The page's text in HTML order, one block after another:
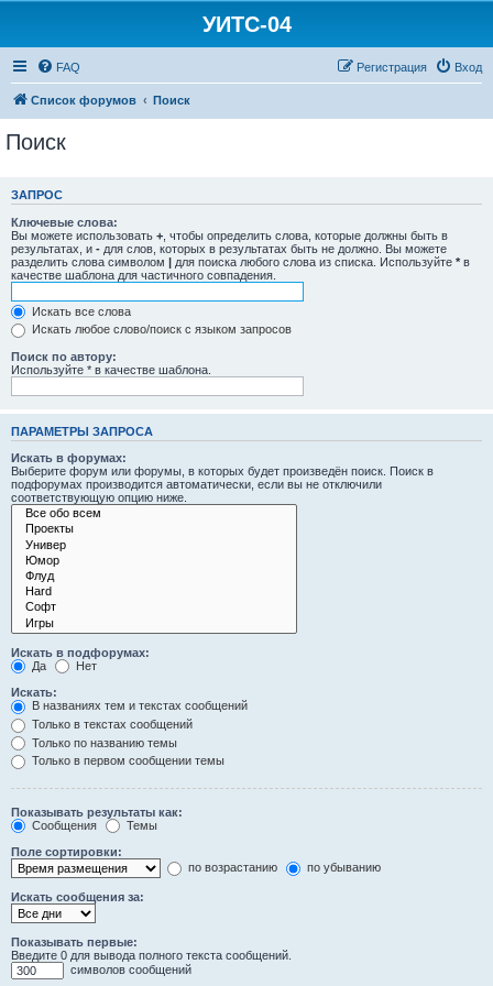
УИТС-04
FAQ Вход
Регистрация
Список форумов Поиск
Поиск
ЗАПРОС
Ключевые слова:
Вы можете использовать + , чтобы определить слова, которые должны быть в
результатах, и - для слов, которых в результатах быть не должно. Вы можете
разделить слова символом | для поиска любого слова из списка. Используйте * в
качестве шаблона для частичного совпадения.
Искать все слова
Искать любое слово/поиск с языком запросов
Поиск по автору:
Используйте * в качестве шаблона.
ПАРАМЕТРЫ ЗАПРОСА
Искать в форумах:
Выберите форум или форумы, в которых будет произведён поиск. Поиск в
подфорумах производится автоматически, если вы не отключили
соответствующую опцию ниже.
Искать в подфорумах:
Да
Нет
Искать:
В названиях тем и текстах сообщений
Только в текстах сообщений
Только по названию темы
Только в первом сообщении темы
Показывать результаты как:
Сообщения
Темы
Поле сортировки:
по возрастанию
по убыванию
Искать сообщения за:
Показывать первые:
Введите 0 для вывода полного текста сообщений.
символов сообщений